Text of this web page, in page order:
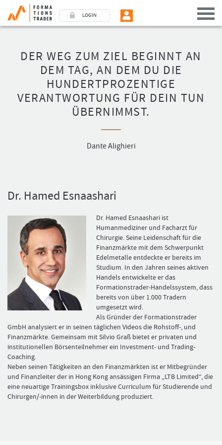
LOGIN
DER WEG ZUM ZIEL BEGINNT AN
DEM TAG, AN DEM DU DIE
HUNDERTPROZENTIGE
VERANTWORTUNG FÜR DEIN TUN
ÜBERNIMMST.
Dante Alighieri
Dr. Hamed Esnaashari
Dr. Hamed Esnaashari ist
Humanmediziner und Facharzt für
Chirurgie. ­Seine Leidenschaft für die
Finanzmärkte mit dem Schwerpunkt
Edel­metalle entdeckte er bereits im
Studium. In den Jahren seines aktiven
Handels entwickelte er das
Formationstrader-Handelssystem, dass
bereits von über 1.000 Tradern
umgesetzt wird.
Als Gründer der Formationstrader
GmbH analysiert er in seinen täglichen ­Videos die Rohstoff-, und
Finanzmärkte. Gemeinsam mit Silvio Graß ­bietet er privaten und
institutionellen Börsenteilnehmer ein Investment- und ­Trading-
Coaching.
Neben seinen Tätigkeiten an den Finanzmärkten ist er Mitbegründer
und Finanzleiter der in Hong Kong ansässigen Firma „LTB Limited“, die
eine neuartige Trainingsbox inklusive Curriculum für Studierende und
Chirurgen/-innen in der Weiterbildung produziert.
Benutzer (E-Mail-Adresse in Kleinschrift)
Angemeldet bleiben
LOGIN
Das Formationstrader Programm bietet unterschiedliche User-Pakete. Bitte
klicken Sie unten auf „Formationstrader werden“, und finden Sie auf
FORMATIONSTRADER WERDEN